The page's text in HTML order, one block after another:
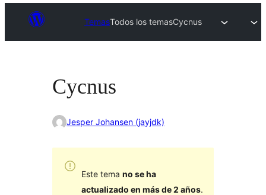
TemasTodos los temasCycnus
Cycnus
Jesper Johansen (jayjdk)
Este tema no se ha
actualizado en más de 2 años.